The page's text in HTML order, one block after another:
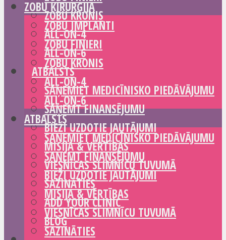
ZOBU KRONIS
ALL-ON-4
ALL-ON-6
ATBALSTS
SAŅEMIET MEDICĪNISKO PIEDĀVĀJUMU
SAŅEMT FINANSĒJUMU
BIEŽI UZDOTIE JAUTĀJUMI
MISIJA & VĒRTĪBAS
VIESNĪCAS SLIMNĪCU TUVUMĀ
SAZINĀTIES
ADD YOUR CLINIC
BLOG
ZOBU ĶIRURĢIJA
ZOBU IMPLANTI
ZOBU FINIERI
ZOBU KRONIS
ALL-ON-4
ALL-ON-6
ATBALSTS
SAŅEMIET MEDICĪNISKO PIEDĀVĀJUMU
SAŅEMT FINANSĒJUMU
BIEŽI UZDOTIE JAUTĀJUMI
MISIJA & VĒRTĪBAS
VIESNĪCAS SLIMNĪCU TUVUMĀ
SAZINĀTIES